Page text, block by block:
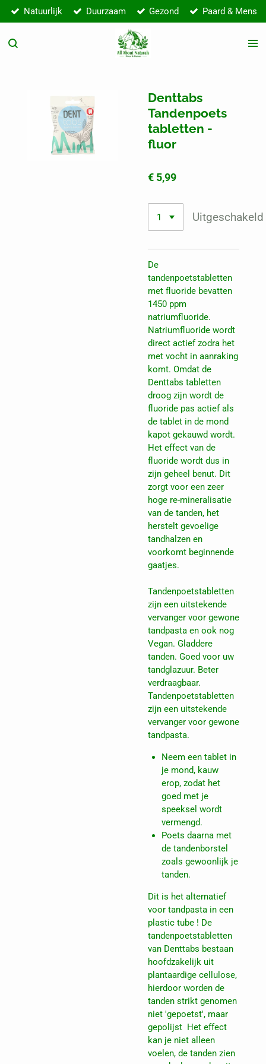
Ga
direct
naar
Natuurlijk Duurzaam Gezond Paard & Mens
Denttabs
Tandenpoets
tabletten -
fluor
€ 5,99
Uitgeschakeld
De
tandenpoetstabletten
met fluoride bevatten
1450 ppm
natriumfluoride.
Natriumfluoride wordt
direct actief zodra het
met vocht in aanraking
komt. Omdat de
Denttabs tabletten
droog zijn wordt de
fluoride pas actief als
de tablet in de mond
kapot gekauwd wordt.
Het effect van de
fluoride wordt dus in
zijn geheel benut. Dit
zorgt voor een zeer
hoge re-mineralisatie
van de tanden, het
herstelt gevoelige
tandhalzen en
voorkomt beginnende
gaatjes.
Tandenpoetstabletten
zijn een uitstekende
vervanger voor gewone
tandpasta en ook nog
Vegan. Gladdere
tanden. Goed voor uw
tandglazuur. Beter
verdraagbaar.
Tandenpoetstabletten
zijn een uitstekende
vervanger voor gewone
tandpasta.
Neem een tablet in
je mond, kauw
erop, zodat het
goed met je
speeksel wordt
vermengd.
Poets daarna met
de tandenborstel
zoals gewoonlijk je
tanden.
Dit is het alternatief
voor tandpasta in een
plastic tube ! De
tandenpoetstabletten
van Denttabs bestaan
hoofdzakelijk uit
plantaardige cellulose,
hierdoor worden de
tanden strikt genomen
niet 'gepoetst', maar
gepolijst Het effect
kan je niet alleen
voelen, de tanden zien